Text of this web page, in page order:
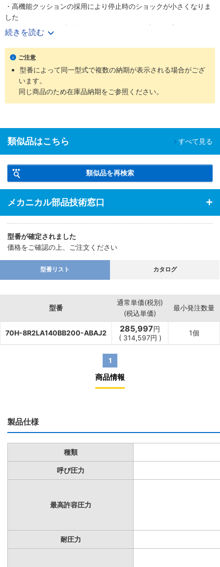
・高機能クッションの採用により停止時のショックが小さくなりま
した
・クッションバルブの採用により、クッション調整が容易になりま
した
・クッションバルブは、安全対策として、抜け止め機構、およびゆ
るみ止め用ロックナットを採用しました
・バリエーション豊富かつ保全性を良くした、小形スイッチを標準
化しました
続きを読む
ご注意
型番によって同一型式で複数の納期が表示される場合がござ
います。
同じ商品のため在庫品納期をご参照ください。
類似品はこちら すべて見る
類似品を再検索
メカニカル部品技術窓口
型番が確定されました
価格をご確認の上、ご注文ください
型番リスト カタログ
型番
通常単価(税別)
(税込単価)
最小発注数量
70H-8R2LA140BB200-ABAJ2 285,997円
( 314,597円 )
1個
1
商品情報
製品仕様
種類
呼び圧力
最高許容圧力
耐圧力